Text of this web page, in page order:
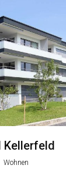
Kellerfeld
Wohnen